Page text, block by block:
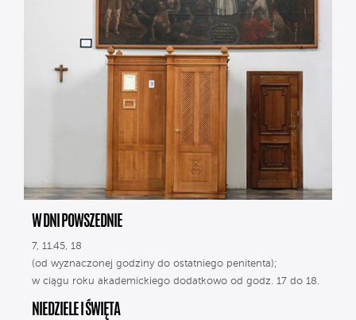
W DNI POWSZEDNIE
7, 11.45, 18
(od wyznaczonej godziny do ostatniego penitenta);
w ciągu roku akademickiego dodatkowo od godz. 17 do 18.
NIEDZIELE I ŚWIĘTA